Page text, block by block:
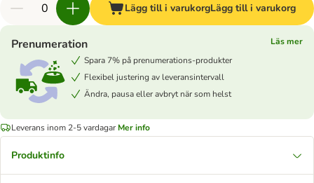
Lägg till i varukorgLägg till i varukorg
Prenumeration
Läs mer
Spara 7% på prenumerations-produkter
Flexibel justering av leveransintervall
Ändra, pausa eller avbryt när som helst
Leverans inom 2-5 vardagar Mer info
Produktinfo